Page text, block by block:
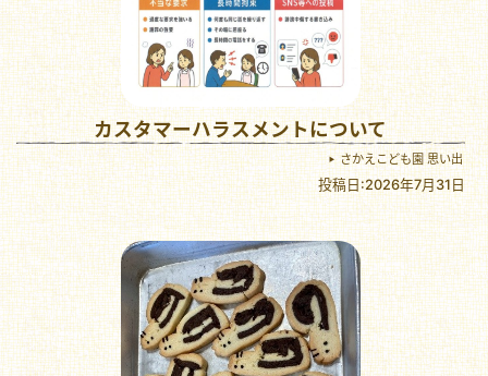
カスタマーハラスメントについて
さかえこども園 思い出
投稿日:2026年7月31日